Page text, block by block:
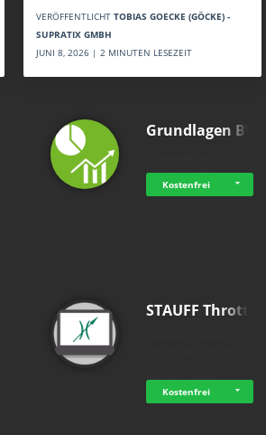
VERÖFFENTLICHT TOBIAS GOECKE (GÖCKE) -
SUPRATIX GMBH
JUNI 8, 2026 | 2 MINUTEN LESEZEIT
Grundlagen BWL
Grundlagen BWL
Kostenfrei
STAUFF Throttle…
from the "Hydrau…
Kostenfrei